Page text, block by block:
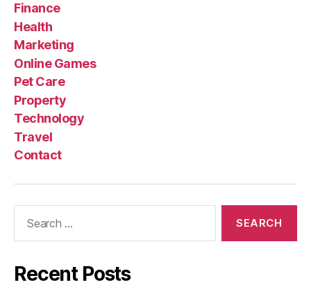
Finance
Health
Marketing
Online Games
Pet Care
Property
Technology
Travel
Contact
Recent Posts